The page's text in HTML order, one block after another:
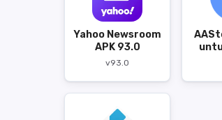
Yahoo Newsroom
APK 93.0
v93.0